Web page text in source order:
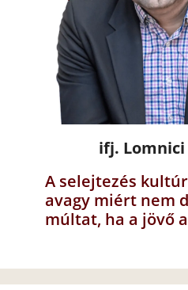
ifj.
A selejtezés
avagy miért nem
múltat, ha a jövő